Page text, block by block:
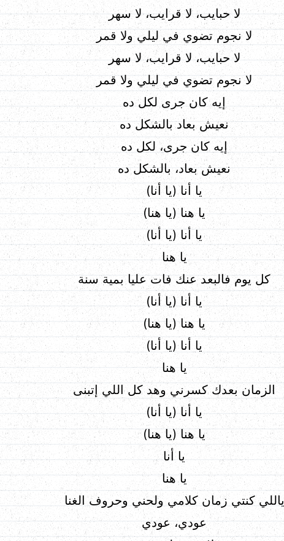
لا حبايب، لا قرايب، لا سهر
لا نجوم تضوي في ليلي ولا قمر
لا حبايب، لا قرايب، لا سهر
لا نجوم تضوي في ليلي ولا قمر
إيه كان جرى لكل ده
نعيش بعاد بالشكل ده
إيه كان جرى، لكل ده
نعيش بعاد، بالشكل ده
يا أنا (يا أنا)
يا هنا (يا هنا)
يا أنا (يا أنا)
يا هنا
كل يوم فالبعد عنك فات عليا بمية سنة
يا أنا (يا أنا)
يا هنا (يا هنا)
يا أنا (يا أنا)
يا هنا
الزمان بعدك كسرني وهد كل اللي إتبنى
يا أنا (يا أنا)
يا هنا (يا هنا)
يا أنا
يا هنا
ياللي كنتي زمان كلامي ولحني وحروف الغنا
عودي، عودي